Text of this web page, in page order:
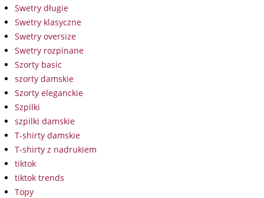
Swetry długie
Swetry klasyczne
Swetry oversize
Swetry rozpinane
Szorty basic
szorty damskie
Szorty eleganckie
Szpilki
szpilki damskie
T-shirty damskie
T-shirty z nadrukiem
tiktok
tiktok trends
Topy